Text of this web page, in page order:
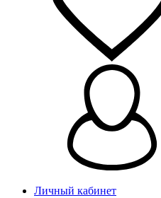
Личный кабинет